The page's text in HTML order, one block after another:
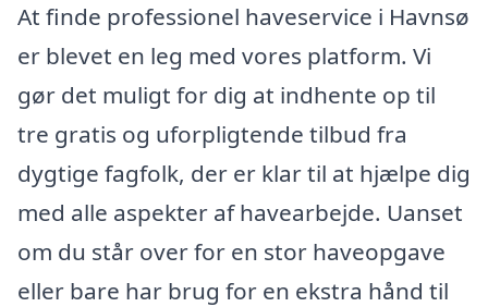
At finde professionel haveservice i Havnsø
er blevet en leg med vores platform. Vi
gør det muligt for dig at indhente op til
tre gratis og uforpligtende tilbud fra
dygtige fagfolk, der er klar til at hjælpe dig
med alle aspekter af havearbejde. Uanset
om du står over for en stor haveopgave
eller bare har brug for en ekstra hånd til